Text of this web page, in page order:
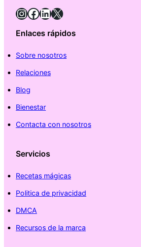
InstagramFacebook LinkedIn X
Enlaces rápidos
Sobre nosotros
Relaciones
Blog
Bienestar
Contacta con nosotros
Servicios
Recetas mágicas
Politica de privacidad
DMCA
Recursos de la marca